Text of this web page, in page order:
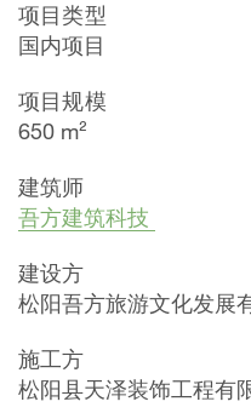
项目类型
国内项目
项目规模
650 m²
建筑师
吾方建筑科技
建设方
松阳吾方旅游文化发展
施工方
松阳县天泽装饰工程有